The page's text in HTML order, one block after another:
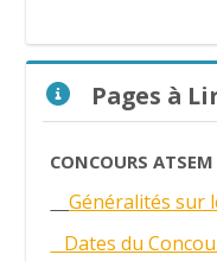
Passer Pages à Lire
Pages à
CONCOURS
Généralités sur
Dates du